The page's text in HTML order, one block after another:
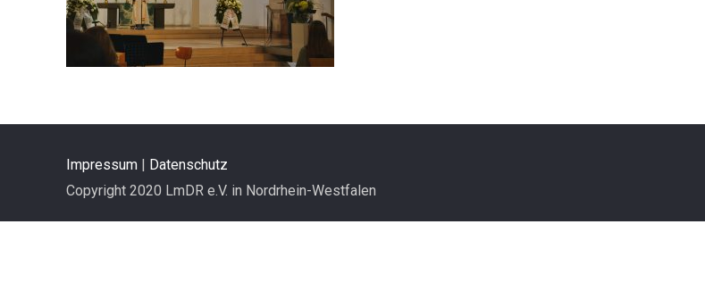
Impressum | Datenschutz
Copyright 2020 LmDR e.V. in Nordrhein-Westfalen